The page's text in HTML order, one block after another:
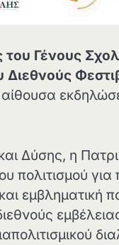
Γένους
Διεθνούς
Δύσης, η
πολιτισμού
εμβληματική